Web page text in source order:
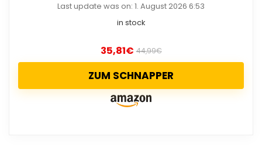
Last update was on: 1. August 2026 6:53
in stock
35,81€ 44,99€
ZUM SCHNAPPER